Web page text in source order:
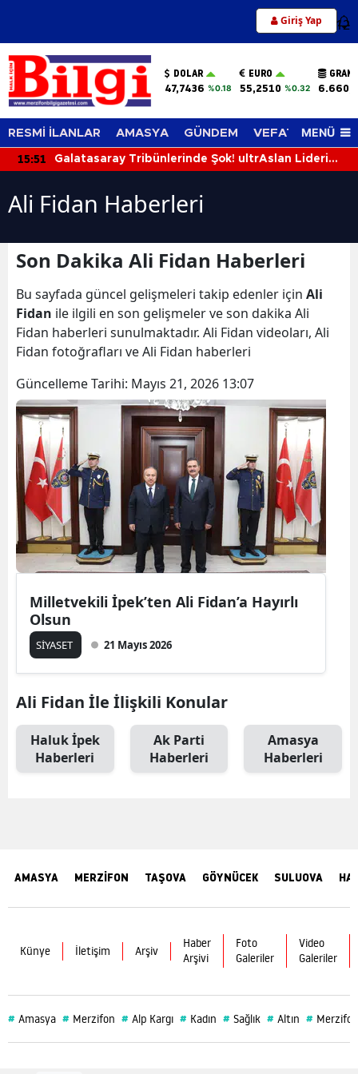
Giriş Yap 12
DOLAR
47,7436 %0.18
EURO
55,2510 %0.32
RESMİ İLANLAR AMASYA GÜNDEM VEFAT EDENLER
MENÜ
15:51
Galatasaray Tribünlerinde Şok! ultrAslan Lideri
Ali Fidan Haberleri
Son Dakika Ali Fidan Haberleri
Bu sayfada güncel gelişmeleri takip edenler için Ali
Fidan ile ilgili en son gelişmeler ve son dakika Ali
Fidan haberleri sunulmaktadır. Ali Fidan videoları, Ali
Fidan fotoğrafları ve Ali Fidan haberleri
Güncelleme Tarihi: Mayıs 21, 2026 13:07
Milletvekili İpek’ten Ali Fidan’a Hayırlı
Olsun
SİYASET 21 Mayıs 2026
Ali Fidan İle İlişkili Konular
Haluk İpek
Haberleri
Ak Parti
Haberleri
Amasya
Haberleri
AMASYA MERZİFON TAŞOVA GÖYNÜCEK SULUOVA
Künye İletişim Arşiv
Haber
Arşivi
Foto
Galeriler
Video
Galeriler
# Amasya # Merzifon # Alp Kargı # Kadın # Sağlık # Altın #